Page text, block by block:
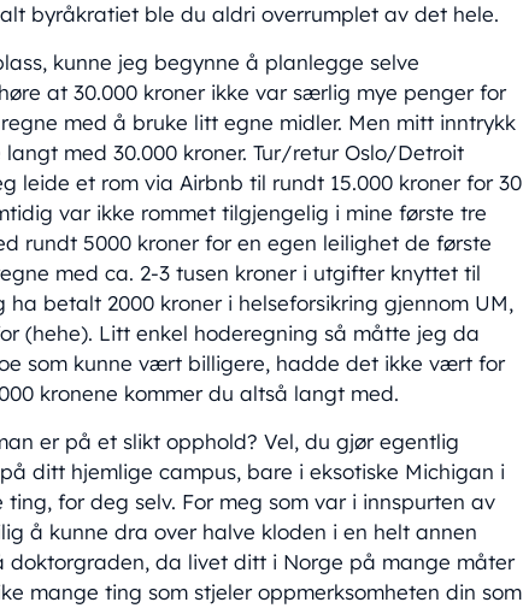
byråkratiet ble du aldri overrumplet av det hele.
kunne jeg begynne å planlegge selve
at 30.000 kroner ikke var særlig mye penger for
med å bruke litt egne midler. Men mitt inntrykk
med 30.000 kroner. Tur/retur Oslo/Detroit
leide et rom via Airbnb til rundt 15.000 kroner for 30
var ikke rommet tilgjengelig i mine første tre
rundt 5000 kroner for en egen leilighet de første
med ca. 2-3 tusen kroner i utgifter knyttet til
betalt 2000 kroner i helseforsikring gjennom UM,
(hehe). Litt enkel hoderegning så måtte jeg da
som kunne vært billigere, hadde det ikke vært for
kronene kommer du altså langt med.
er på et slikt opphold? Vel, du gjør egentlig
ditt hjemlige campus, bare i eksotiske Michigan i
for deg selv. For meg som var i innspurten av
å kunne dra over halve kloden i en helt annen
doktorgraden, da livet ditt i Norge på mange måter
mange ting som stjeler oppmerksomheten din som